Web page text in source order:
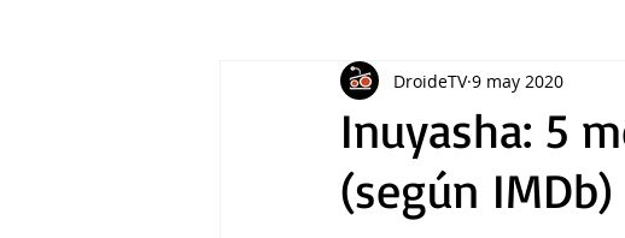
Comparte tu talento Relatos originales
Gastronomía Tecnología
Inuyasha: 5
(según IMDb)
DroideTV 9 may 2020